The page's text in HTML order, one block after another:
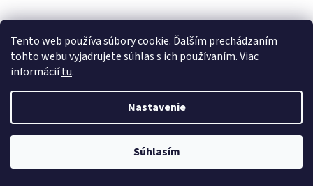
Tento web používa súbory cookie. Ďalším prechádzaním
tohto webu vyjadrujete súhlas s ich používaním. Viac
informáciítu.
Nastavenie
Súhlasím